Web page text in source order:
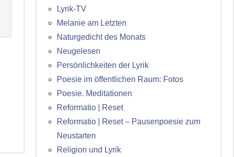
Lyrik-TV
Melanie am Letzten
Naturgedicht des Monats
Neugelesen
Persönlichkeiten der Lyrik
Poesie im öffentlichen Raum: Fotos
Poesie. Meditationen
Reformatio | Reset
Reformatio | Reset – Pausenpoesie zum
Neustarten
Religion und Lyrik